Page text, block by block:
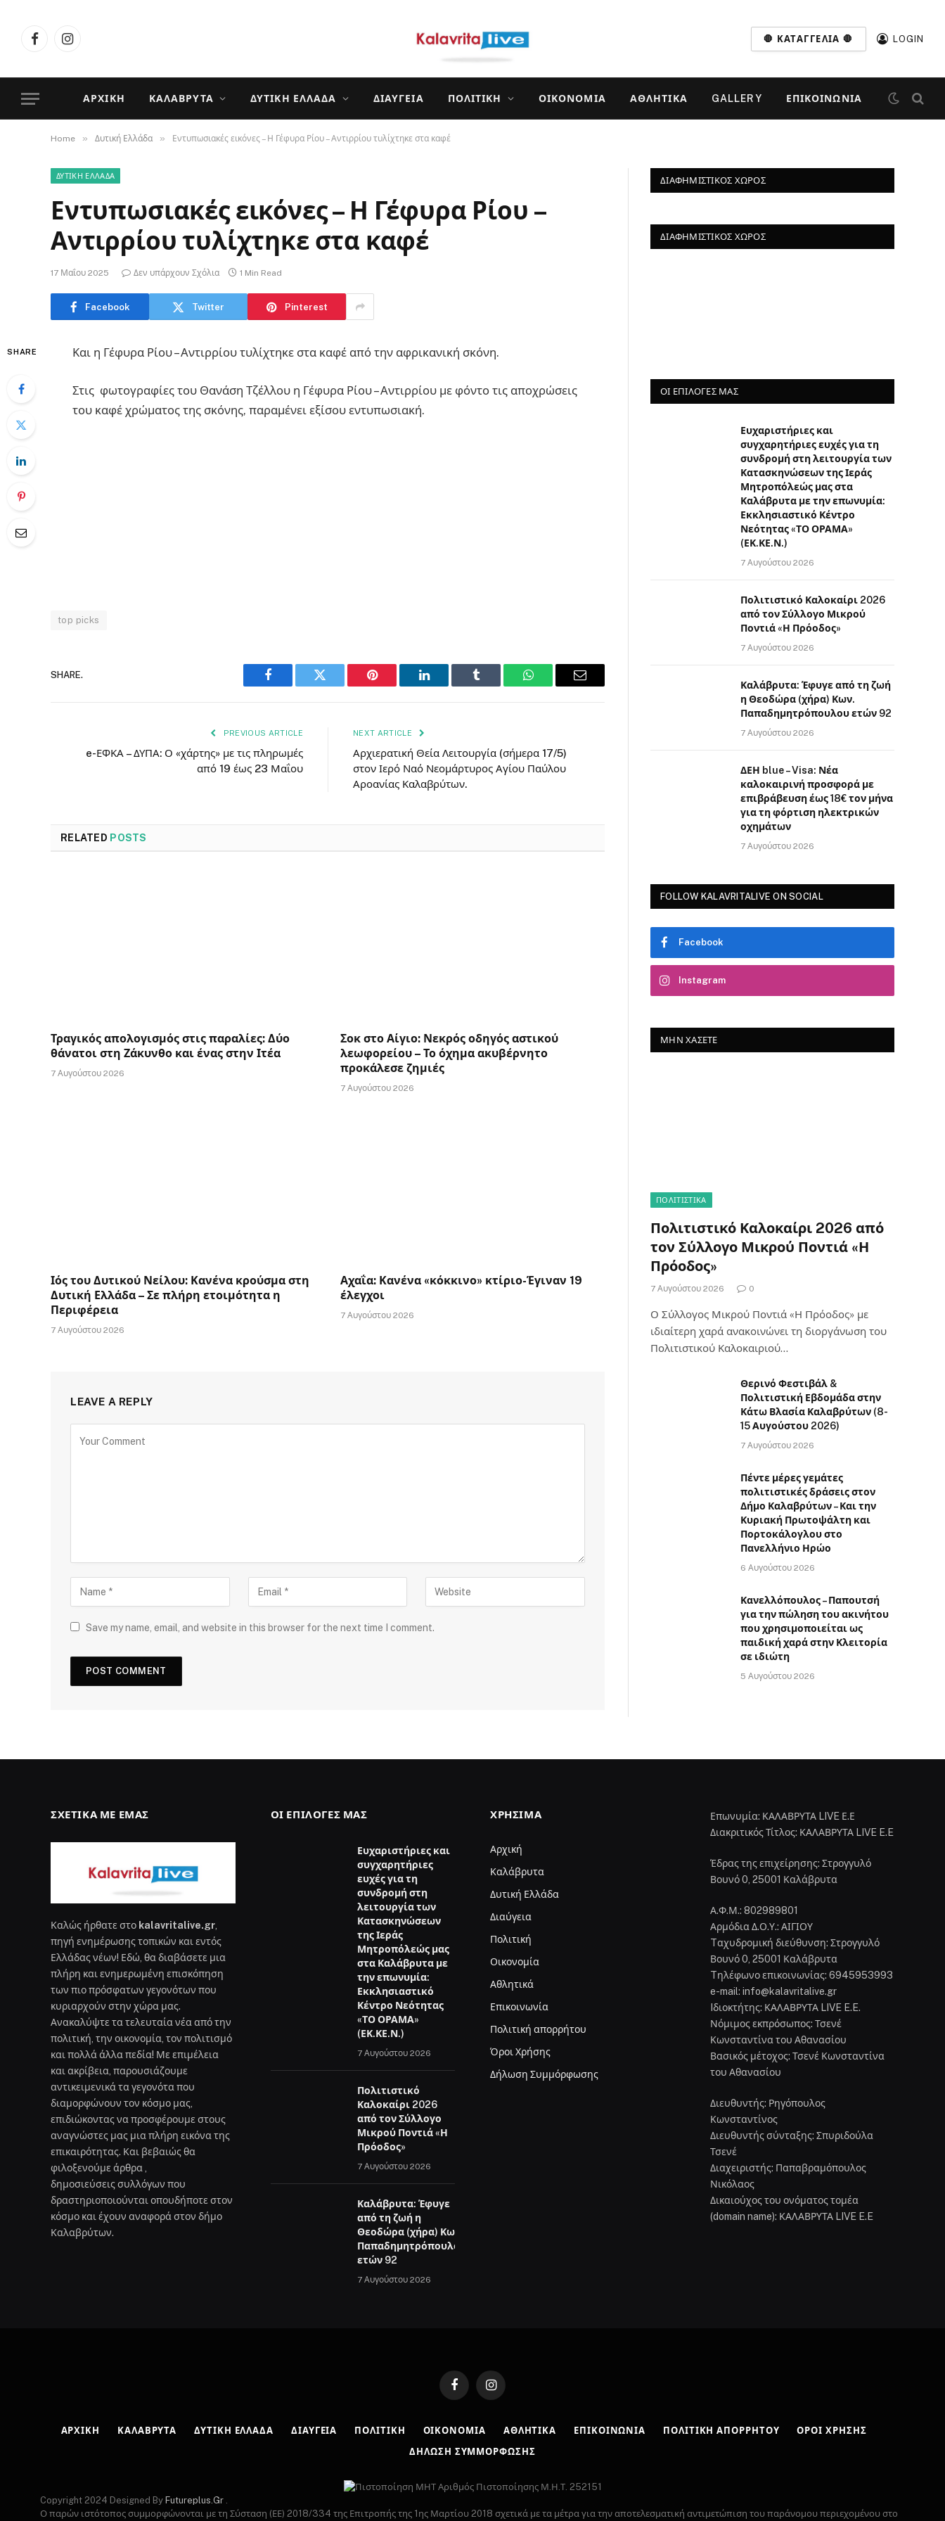
FacebookInstagram
🛑 ΚΑΤΑΓΓΕΛΊΑ 🛑 LOGIN
ΑΡΧΙΚΉ ΚΑΛΆΒΡΥΤΑ ΔΥΤΙΚΉ ΕΛΛΆΔΑ ΔΙΑΎΓΕΙΑ ΠΟΛΙΤΙΚΉ ΟΙΚΟΝΟΜΊΑ ΑΘΛΗΤΙΚΆ GALLERY ΕΠΙΚΟΙΝΩΝΊΑ
Home » Δυτική Ελλάδα » Εντυπωσιακές εικόνες – Η Γέφυρα Ρίου – Αντιρρίου τυλίχτηκε στα καφέ
ΔΥΤΙΚΉ ΕΛΛΆΔΑ
Εντυπωσιακές εικόνες – Η Γέφυρα Ρίου –
Αντιρρίου τυλίχτηκε στα καφέ
17 Μαΐου 2025 Δεν υπάρχουν Σχόλια 1 Min Read
Facebook Twitter Pinterest
SHARE Και η Γέφυρα Ρίου – Αντιρρίου τυλίχτηκε στα καφέ από την αφρικανική σκόνη.
Στις φωτογραφίες του Θανάση Τζέλλου η Γέφυρα Ρίου – Αντιρρίου με φόντο τις αποχρώσεις
του καφέ χρώματος της σκόνης, παραμένει εξίσου εντυπωσιακή.
top picks
SHARE.
Facebook Twitter Pinterest LinkedIn Tumblr WhatsAppEmail
PREVIOUS ARTICLE
e-ΕΦΚΑ – ΔΥΠΑ: Ο «χάρτης» με τις πληρωμές
από 19 έως 23 Μαΐου
NEXT ARTICLE
Αρχιερατική Θεία Λειτουργία (σήμερα 17/5)
στον Ιερό Ναό Νεομάρτυρος Αγίου Παύλου
Αροανίας Καλαβρύτων.
RELATED POSTS
Τραγικός απολογισμός στις παραλίες: Δύο
θάνατοι στη Ζάκυνθο και ένας στην Ιτέα
7 Αυγούστου 2026
Σοκ στο Αίγιο: Νεκρός οδηγός αστικού
λεωφορείου – Το όχημα ακυβέρνητο
προκάλεσε ζημιές
7 Αυγούστου 2026
Ιός του Δυτικού Νείλου: Κανένα κρούσμα στη
Δυτική Ελλάδα – Σε πλήρη ετοιμότητα η
Περιφέρεια
7 Αυγούστου 2026
Αχαΐα: Κανένα «κόκκινο» κτίριο-Έγιναν 19
έλεγχοι
7 Αυγούστου 2026
LEAVE A REPLY
Save my name, email, and website in this browser for the next time I comment.
ΔΙΑΦΗΜΙΣΤΙΚΌΣ ΧΏΡΟΣ
ΔΙΑΦΗΜΙΣΤΙΚΌΣ ΧΏΡΟΣ
ΟΙ ΕΠΙΛΟΓΈΣ ΜΑΣ
Ευχαριστήριες και
συγχαρητήριες ευχές για τη
συνδρομή στη λειτουργία των
Κατασκηνώσεων της Ιεράς
Μητροπόλεώς μας στα
Καλάβρυτα με την επωνυμία:
Εκκλησιαστικό Κέντρο
Νεότητας «ΤΟ ΟΡΑΜΑ»
(ΕΚ.ΚΕ.Ν.)
7 Αυγούστου 2026
Πολιτιστικό Καλοκαίρι 2026
από τον Σύλλογο Μικρού
Ποντιά «Η Πρόοδος»
7 Αυγούστου 2026
Καλάβρυτα: Έφυγε από τη ζωή
η Θεοδώρα (χήρα) Κων.
Παπαδημητρόπουλου ετών 92
7 Αυγούστου 2026
ΔΕΗ blue – Visa: Νέα
καλοκαιρινή προσφορά με
επιβράβευση έως 18€ τον μήνα
για τη φόρτιση ηλεκτρικών
οχημάτων
7 Αυγούστου 2026
FOLLOW KALAVRITALIVE ON SOCIAL
Facebook
Instagram
ΜΗΝ ΧΆΣΕΤΕ
ΠΟΛΙΤΙΣΤΙΚΑ
Πολιτιστικό Καλοκαίρι 2026 από
τον Σύλλογο Μικρού Ποντιά «Η
Πρόοδος»
7 Αυγούστου 2026 0
Ο Σύλλογος Μικρού Ποντιά «Η Πρόοδος» με
ιδιαίτερη χαρά ανακοινώνει τη διοργάνωση του
Πολιτιστικού Καλοκαιριού…
Θερινό Φεστιβάλ &
Πολιτιστική Εβδομάδα στην
Κάτω Βλασία Καλαβρύτων (8-
15 Αυγούστου 2026)
7 Αυγούστου 2026
Πέντε μέρες γεμάτες
πολιτιστικές δράσεις στον
Δήμο Καλαβρύτων – Και την
Κυριακή Πρωτοψάλτη και
Πορτοκάλογλου στο
Πανελλήνιο Ηρώο
6 Αυγούστου 2026
Κανελλόπουλος – Παπουτσή
για την πώληση του ακινήτου
που χρησιμοποιείται ως
παιδική χαρά στην Κλειτορία
σε ιδιώτη
5 Αυγούστου 2026
ΣΧΕΤΙΚΆ ΜΕ ΕΜΆΣ
Καλώς ήρθατε στο kalavritalive.gr
πηγή ενημέρωσης τοπικών και εντός
Ελλάδας νέων! Εδώ, θα διαβάσετε μια
πλήρη και ενημερωμένη επισκόπηση
των πιο πρόσφατων γεγονότων που
κυριαρχούν στην χώρα μας.
Ανακαλύψτε τα τελευταία νέα από την
πολιτική, την οικονομία, τον πολιτισμό
και πολλά άλλα πεδία! Με επιμέλεια
και ακρίβεια, παρουσιάζουμε
αντικειμενικά τα γεγονότα που
διαμορφώνουν τον κόσμο μας,
επιδιώκοντας να προσφέρουμε στους
αναγνώστες μας μια πλήρη εικόνα της
επικαιρότητας. Και βεβαιώς θα
φιλοξενούμε άρθρα ,
δημοσιεύσεις συλλόγων που
δραστηριοποιούνται οπουδήποτε στον
κόσμο και έχουν αναφορά στον δήμο
Καλαβρύτων.
ΟΙ ΕΠΙΛΟΓΈΣ ΜΑΣ
Ευχαριστήριες και
συγχαρητήριες
ευχές για τη
συνδρομή στη
λειτουργία των
Κατασκηνώσεων
της Ιεράς
Μητροπόλεώς μας
στα Καλάβρυτα με
την επωνυμία:
Εκκλησιαστικό
Κέντρο Νεότητας
«ΤΟ ΟΡΑΜΑ»
(ΕΚ.ΚΕ.Ν.)
7 Αυγούστου 2026
Πολιτιστικό
Καλοκαίρι 2026
από τον Σύλλογο
Μικρού Ποντιά «Η
Πρόοδος»
7 Αυγούστου 2026
Καλάβρυτα: Έφυγε
από τη ζωή η
Θεοδώρα (χήρα) Κων.
Παπαδημητρόπουλου
ετών 92
7 Αυγούστου 2026
ΧΡΉΣΙΜΑ
Αρχική
Καλάβρυτα
Δυτική Ελλάδα
Διαύγεια
Πολιτική
Οικονομία
Αθλητικά
Επικοινωνία
Πολιτική απορρήτου
Όροι Χρήσης
Δήλωση Συμμόρφωσης
Επωνυμία: ΚΑΛΑΒΡΥΤΑ LIVE Ε.Ε
Διακριτικός Τίτλος: ΚΑΛΑΒΡΥΤΑ LIVE E.E
Έδρας της επιχείρησης: Στρογγυλό
Βουνό 0, 25001 Καλάβρυτα
Α.Φ.Μ.: 802989801
Αρμόδια Δ.Ο.Υ.: ΑΙΓΙΟΥ
Tαχυδρομική διεύθυνση: Στρογγυλό
Βουνό 0, 25001 Καλάβρυτα
Tηλέφωνο επικοινωνίας: 6945953993
e-mail: info@kalavritalive.gr
Iδιοκτήτης: ΚΑΛΑΒΡΥΤΑ LIVE E.E.
Νόμιμος εκπρόσωπος: Τσενέ
Κωνσταντίνα του Αθανασίου
Βασικός μέτοχος: Τσενέ Κωνσταντίνα
του Αθανασίου
Διευθυντής: Ρηγόπουλος
Κωνσταντίνος
Διευθυντής σύνταξης: Σπυριδούλα
Τσενέ
Διαχειριστής: Παπαβραμόπουλος
Νικόλαος
Δικαιούχος του ονόματος τομέα
(domain name): ΚΑΛΑΒΡΥΤΑ LIVE E.E
FacebookInstagram
ΑΡΧΙΚΉ ΚΑΛΆΒΡΥΤΑ ΔΥΤΙΚΉ ΕΛΛΆΔΑ ΔΙΑΎΓΕΙΑ ΠΟΛΙΤΙΚΉ ΟΙΚΟΝΟΜΊΑ ΑΘΛΗΤΙΚΆ ΕΠΙΚΟΙΝΩΝΊΑ ΠΟΛΙΤΙΚΉ ΑΠΟΡΡΉΤΟΥ
ΌΡΟΙ ΧΡΉΣΗΣ
ΔΉΛΩΣΗ ΣΥΜΜΌΡΦΩΣΗΣ
Αριθμός Πιστοποίησης Μ.Η.Τ. 252151
Copyright 2024 Designed By Futureplus.Gr
Ο παρών ιστότοπος συμμορφώνονται με τη Σύσταση (ΕΕ) 2018/334 της Επιτροπής της 1ης Μαρτίου 2018 σχετικά με τα μέτρα για την αποτελεσματική αντιμετώπιση του παράνομου περιεχομένου στο